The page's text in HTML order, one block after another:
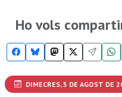
Ho vols
DIMECRES, 5 DE AGOST DE